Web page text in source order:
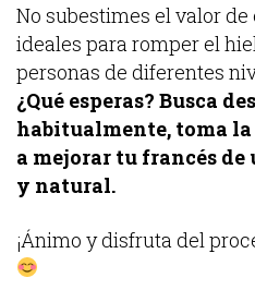
No subestimes el valor de
ideales para romper el
personas de diferentes
¿Qué esperas? Busca
habitualmente, toma
a mejorar tu francés
y natural.
¡Ánimo y disfruta del